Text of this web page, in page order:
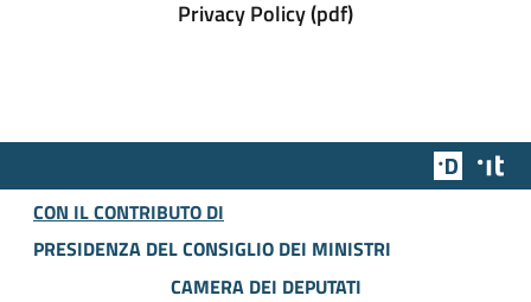
Privacy Policy (pdf)
Team
CON IL CONTRIBUTO DI
PRESIDENZA DEL CONSIGLIO DEI MINISTRI
CAMERA DEI DEPUTATI